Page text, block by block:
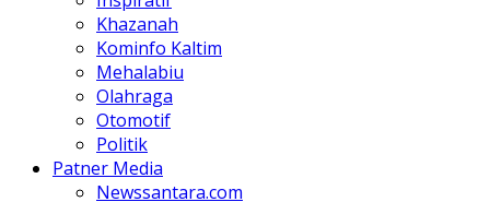
Khazanah
Kominfo Kaltim
Mehalabiu
Olahraga
Otomotif
Politik
Patner Media
Newssantara.com